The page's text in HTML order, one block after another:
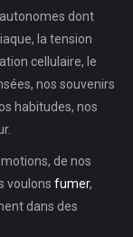
dont
la tension
cellulaire, le
nos souvenirs
habitudes, nos
de nos
voulons fumer,
dans des